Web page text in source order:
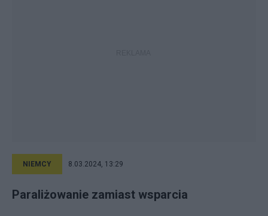
NIEMCY 8.03.2024, 13:29
Paraliżowanie zamiast wsparcia